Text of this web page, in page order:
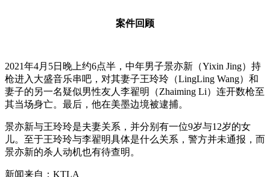
案件回顾
2021年4月5日晚上约6点半，中年男子景亦新（Yixin Jing）持
枪进入大盛音乐串吧，对其妻子王玲玲（LingLing Wang）和
妻子的另一名疑似男性友人李翟明（Zhaiming Li）连开数枪至
其当场身亡。最后，他在美墨边境被逮捕。
景亦新与王玲玲是夫妻关系，并分别有一位9岁与12岁的女
儿。至于王玲玲与李翟明具体是什么关系，警方并未通报，而
景亦新的杀人动机也有待查明。
新闻来自：KTLA